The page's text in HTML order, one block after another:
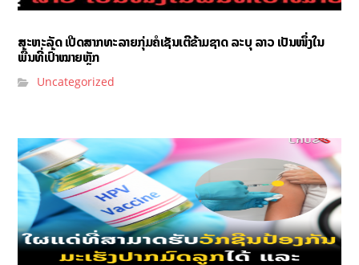
ສະຫະລັດ ເປີດສາກທະລາຍກຸ່ມຄໍເຊັນເຕີຂ້າມຊາດ ລະບຸ ລາວ ເປັນໜຶ່ງໃນ
ພື້ນທີ່ເປົ້າໝາຍຫຼັກ
Uncategorized